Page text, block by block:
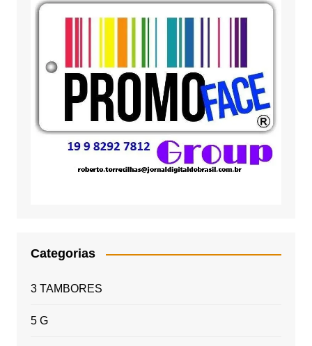
Categorias
3 TAMBORES
5 G